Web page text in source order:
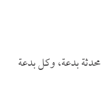
بدعة، وكل بدعة